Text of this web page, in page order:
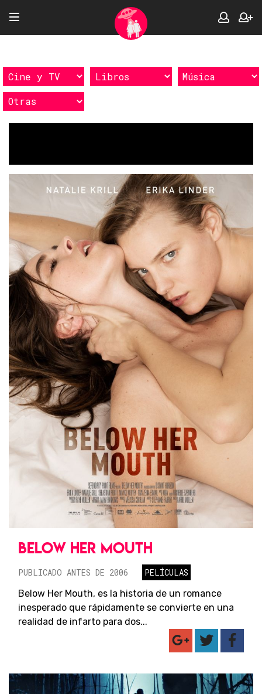
BELOW HER MOUTH
PUBLICADO ANTES DE 2006
PELÍCULAS
Below Her Mouth, es la historia de un romance
inesperado que rápidamente se convierte en una
realidad de infarto para dos...